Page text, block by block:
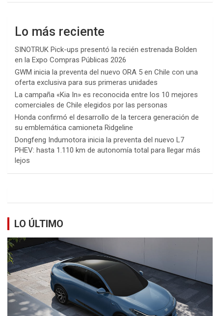
Lo más reciente
SINOTRUK Pick-ups presentó la recién estrenada Bolden
en la Expo Compras Públicas 2026
GWM inicia la preventa del nuevo ORA 5 en Chile con una
oferta exclusiva para sus primeras unidades
La campaña «Kia In» es reconocida entre los 10 mejores
comerciales de Chile elegidos por las personas
Honda confirmó el desarrollo de la tercera generación de
su emblemática camioneta Ridgeline
Dongfeng Indumotora inicia la preventa del nuevo L7
PHEV: hasta 1.110 km de autonomía total para llegar más
lejos
LO ÚLTIMO